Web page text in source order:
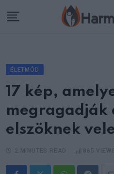
ÉLETMÓD
17 kép,
megragadják
elszöknek